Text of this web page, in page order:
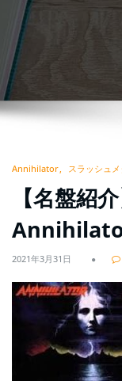
Annihilator スラッシュ
【名盤紹
2021年3月31日